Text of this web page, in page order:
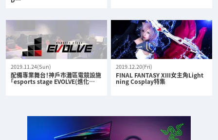
2019.11.24(Sun)
配備專業舞台！神戶市灘區電競設施
「esports stage EVOLVE(進化…
2019.12.20(Fri)
FINAL FANTASY XIII女主角Light
ning Cosplay特集